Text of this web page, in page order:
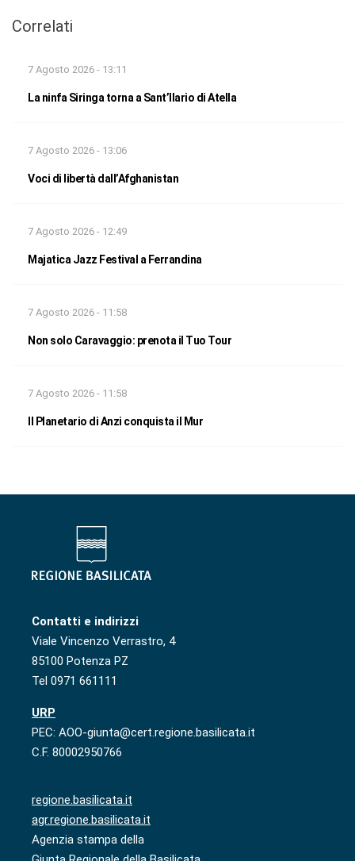
Correlati
7 Agosto 2026 - 13:11
La ninfa Siringa torna a Sant’Ilario di Atella
7 Agosto 2026 - 13:06
Voci di libertà dall’Afghanistan
7 Agosto 2026 - 12:49
Majatica Jazz Festival a Ferrandina
7 Agosto 2026 - 11:58
Non solo Caravaggio: prenota il Tuo Tour
7 Agosto 2026 - 11:58
Il Planetario di Anzi conquista il Mur
Contatti e indirizzi
Viale Vincenzo Verrastro, 4
85100 Potenza PZ
Tel 0971 661111
URP
PEC: AOO-giunta@cert.regione.basilicata.it
C.F. 80002950766
regione.basilicata.it
agr.regione.basilicata.it
Agenzia stampa della